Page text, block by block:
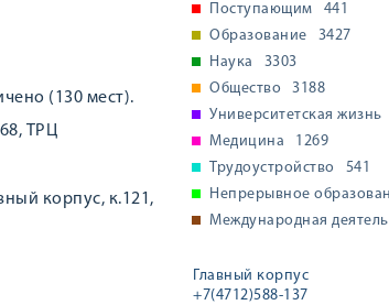
(130 мест).
ТРЦ
корпус, к.121,
Поступающим
441
Образование
3427
Наука
3303
Общество
3188
Университетская жизнь
Медицина
1269
Трудоустройство
541
Непрерывное
Международная
Главный корпус
+7(4712)588-137